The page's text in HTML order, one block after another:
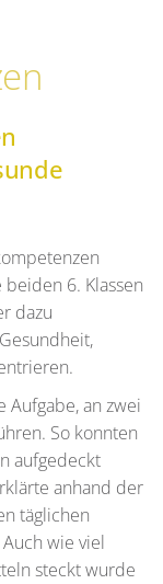
6. Klassen
dazu
an zwei
So konnten
aufgedeckt
anhand der
täglichen
wie viel
steckt wurde